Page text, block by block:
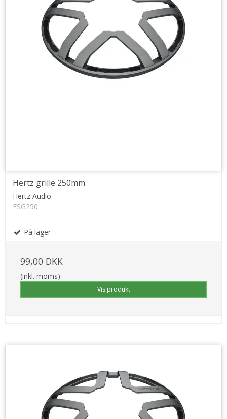
Hertz grille 250mm
Hertz Audio
ESG250
På lager
99,00 DKK
(inkl. moms)
Vis produkt